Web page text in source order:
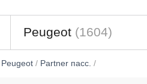
Peugeot (1604)
Peugeot/ Partner пасс. /